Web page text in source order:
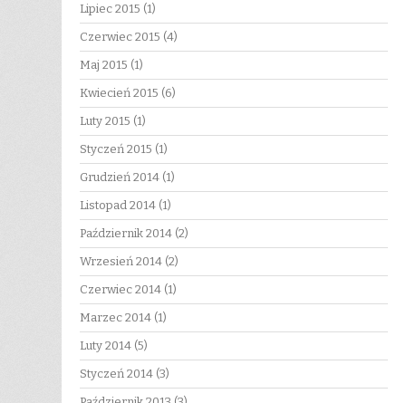
Lipiec 2015 (1)
Czerwiec 2015 (4)
Maj 2015 (1)
Kwiecień 2015 (6)
Luty 2015 (1)
Styczeń 2015 (1)
Grudzień 2014 (1)
Listopad 2014 (1)
Październik 2014 (2)
Wrzesień 2014 (2)
Czerwiec 2014 (1)
Marzec 2014 (1)
Luty 2014 (5)
Styczeń 2014 (3)